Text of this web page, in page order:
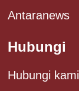
Antaranews
Hubungi
Hubungi kami